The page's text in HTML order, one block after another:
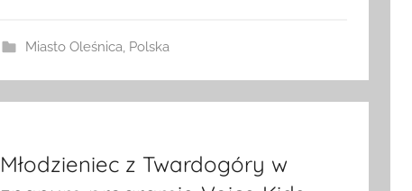
,
Młodzieniec z Twardogóry w